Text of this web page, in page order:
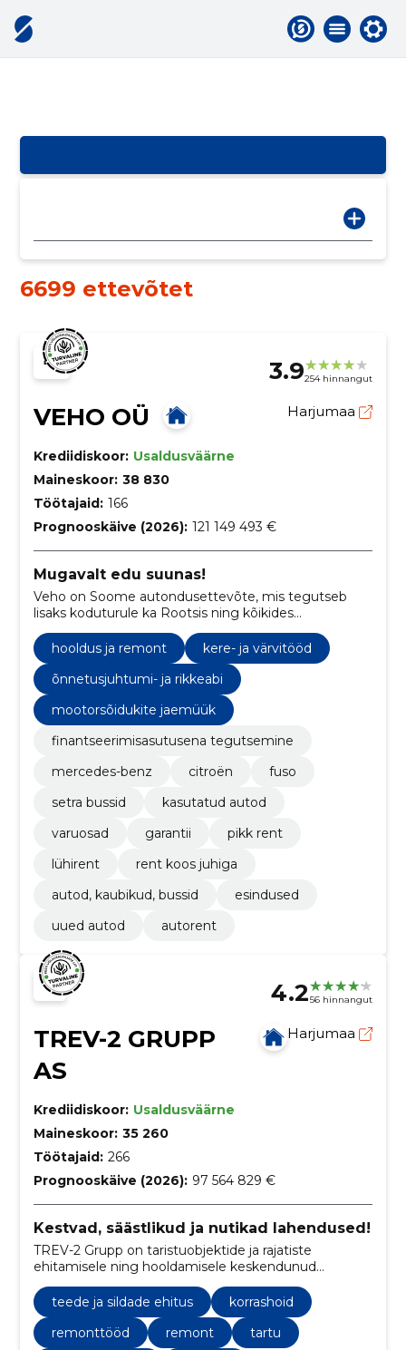
6699 ettevõtet
3.9254 hinnangut
VEHO OÜ Harjumaa
Krediidiskoor: Usaldusväärne
Maineskoor: 38 830
Töötajaid: 166
Prognooskäive (2026): 121 149 493 €
Mugavalt edu suunas!
Veho on Soome autondusettevõte, mis tegutseb
lisaks koduturule ka Rootsis ning kõikides
Baltimaades. Lisaks kõrgklassilistele autodele,
tahame me pakkuda ka uudseid lahendusi ja
professionaalset teenindust.
hooldus ja remont
kere- ja värvitööd
õnnetusjuhtumi- ja rikkeabi
mootorsõidukite jaemüük
finantseerimisasutusena tegutsemine
mercedes-benz
citroën
fuso
setra bussid
kasutatud autod
varuosad
garantii
pikk rent
lühirent
rent koos juhiga
autod, kaubikud, bussid
esindused
uued autod
autorent
4.256 hinnangut
TREV-2 GRUPP
AS
Harjumaa
Krediidiskoor: Usaldusväärne
Maineskoor: 35 260
Töötajaid: 266
Prognooskäive (2026): 97 564 829 €
Kestvad, säästlikud ja nutikad lahendused!
TREV-2 Grupp on taristuobjektide ja rajatiste
ehitamisele ning hooldamisele keskendunud
teede ja sildade ehitus
korrashoid
remonttööd
remont
tartu